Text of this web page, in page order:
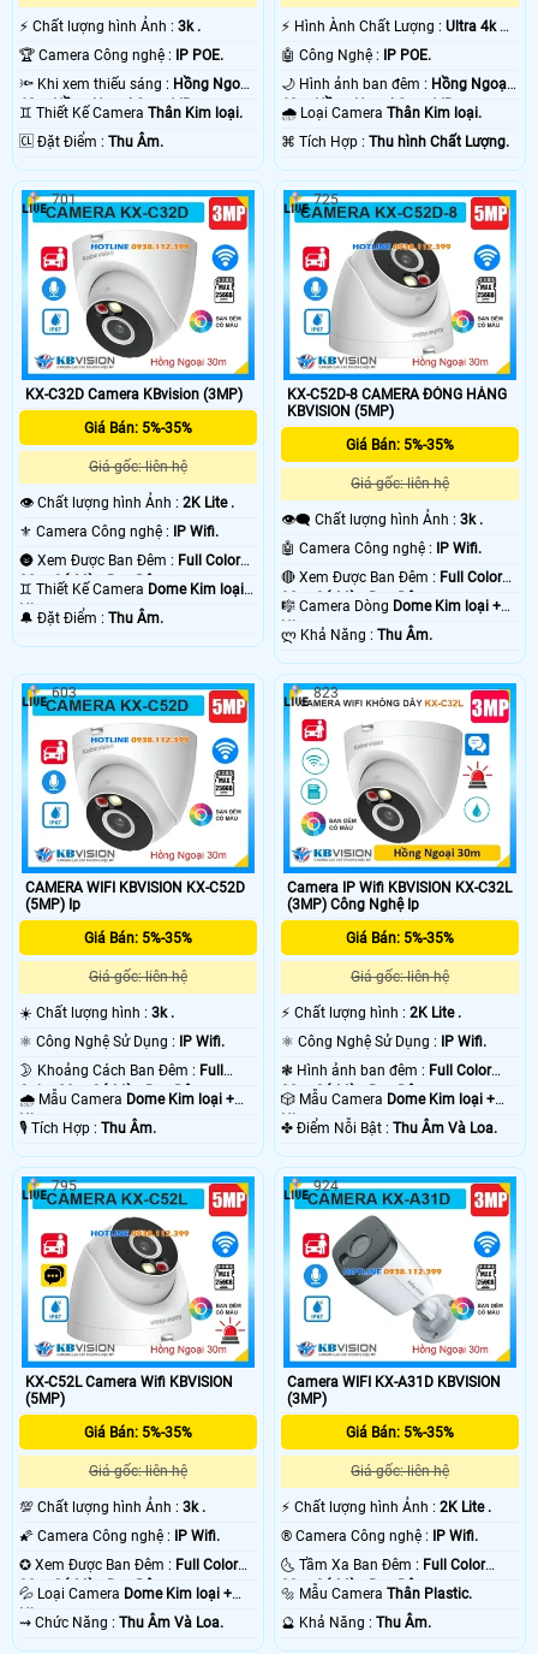
️⚡ Chất lượng hình Ảnh : 3k .
🏆 Camera Công nghệ : IP POE.
🔦 Khi xem thiếu sáng : Hồng Ngoại
60m Hồng Ngoại Smart IR.
♊ Thiết Kế Camera Thân Kim loại.
️🆑 Đặt Điểm : Thu Âm.
️⚡ Hình Ành Chất Lượng :Ultra 4k 👍🏾
.
🤖️ Công Nghệ : IP POE.
🌙 Hình ảnh ban đêm : Hồng Ngoại
60m Hồng Ngoại Smart IR.
🌧️ Loại CameraThân Kim loại.
️⌘ Tích Hợp :Thu hình Chất Lượng.
KX-C32D Camera KBvision (3MP)
Giá Bán: 5%-35%
Giá gốc: liên hệ
👁 Chất lượng hình Ảnh : 2K Lite .
⚜️ Camera Công nghệ :
IP Wifi.
🌚 Xem Được Ban Đêm : Full Color
30m Có Màu Ban Ðêm.
♊ Thiết Kế Camera Dome Kim loại +
Nhựa.
️🔔 Đặt Điểm : Thu Âm.
701
KX-C52D-8 CAMERA ĐÓNG HÀNG
KBVISION (5MP)
Giá Bán: 5%-35%
Giá gốc: liên hệ
👁️‍🗨 Chất lượng hình Ảnh :3k .
🤖️ Camera Công nghệ :
IP Wifi.
🔴 Xem Được Ban Đêm : Full Color
30m Có Màu Ban Ðêm.
🎼️ Camera Dòng Dome Kim loại +
Nhựa.
️ლ Khả Năng :Thu Âm.
725
CAMERA WIFI KBVISION KX-C52D
(5MP) Ip
Giá Bán: 5%-35%
Giá gốc: liên hệ
☀️ Chất lượng hình : 3k .
⚛️ Công Nghệ Sử Dụng :
IP Wifi.
🌛 Khoảng Cách Ban Đêm : Full
Color 30m Có Màu Ban Ðêm.
🌧️ Mẫu Camera Dome Kim loại +
Nhựa.
️🎙 Tích Hợp : Thu Âm.
603
Camera IP Wifi KBVISION KX-C32L
(3MP) Công Nghệ Ip
Giá Bán: 5%-35%
Giá gốc: liên hệ
️⚡ Chất lượng hình :2K Lite .
⚛️ Công Nghệ Sử Dụng :
IP Wifi.
❃ Hình ảnh ban đêm : Full Color
30m Có Màu Ban Ðêm.
🎲 Mẫu Camera Dome Kim loại +
Nhựa.
️✤ Điểm Nỗi Bật :Thu Âm Và Loa.
823
KX-C52L Camera Wifi KBVISION
(5MP)
Giá Bán: 5%-35%
Giá gốc: liên hệ
💯 Chất lượng hình Ảnh : 3k .
🌠 Camera Công nghệ : IP Wifi.
✪ Xem Được Ban Đêm : Full Color
30m Có Màu Ban Ðêm.
💦 Loại Camera Dome Kim loại +
Nhựa.
️⇝ Chức Năng : Thu Âm Và Loa.
795
Camera WIFI KX-A31D KBVISION
(3MP)
Giá Bán: 5%-35%
Giá gốc: liên hệ
️⚡ Chất lượng hình Ảnh :2K Lite .
®️ Camera Công nghệ : IP Wifi.
🌜 Tầm Xa Ban Đêm : Full Color
30m Có Màu Ban Ðêm.
🔩 Mẫu CameraThân Plastic.
️🔮 Khả Năng :Thu Âm.
924